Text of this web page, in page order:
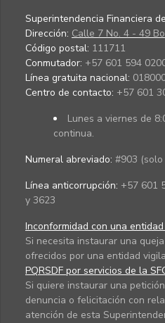
Superintendencia Financiera
Dirección: Calle 7 No. 4 - 49
Código postal: 111711
Conmutador: +57 601 594
Línea gratuita nacional:
Centro de contacto: +57 601
Lunes a viernes de
continua.
Numeral abreviado: #903
Línea anticorrupción: +57 601
y 3623
Inconformidad con una
Si necesita instaurar una
ofrecidos por una entidad
PQRSDF por servicios de la
Si quiere instaurar una
denuncia o felicitación con
atención de esta